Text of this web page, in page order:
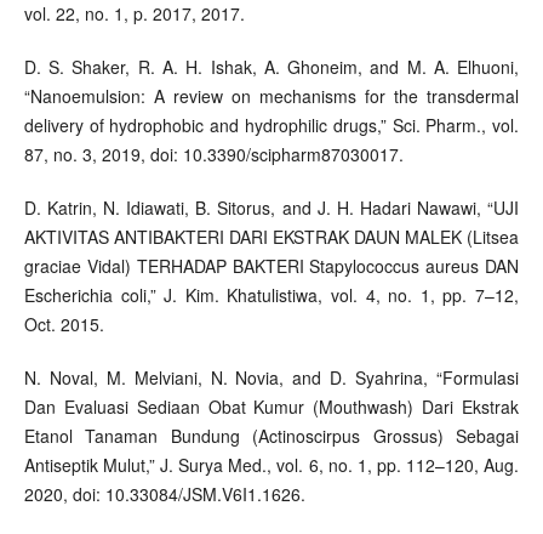
vol. 22, no. 1, p. 2017, 2017.
D. S. Shaker, R. A. H. Ishak, A. Ghoneim, and M. A. Elhuoni,
“Nanoemulsion: A review on mechanisms for the transdermal
delivery of hydrophobic and hydrophilic drugs,” Sci. Pharm., vol.
87, no. 3, 2019, doi: 10.3390/scipharm87030017.
D. Katrin, N. Idiawati, B. Sitorus, and J. H. Hadari Nawawi, “UJI
AKTIVITAS ANTIBAKTERI DARI EKSTRAK DAUN MALEK (Litsea
graciae Vidal) TERHADAP BAKTERI Stapylococcus aureus DAN
Escherichia coli,” J. Kim. Khatulistiwa, vol. 4, no. 1, pp. 7–12,
Oct. 2015.
N. Noval, M. Melviani, N. Novia, and D. Syahrina, “Formulasi
Dan Evaluasi Sediaan Obat Kumur (Mouthwash) Dari Ekstrak
Etanol Tanaman Bundung (Actinoscirpus Grossus) Sebagai
Antiseptik Mulut,” J. Surya Med., vol. 6, no. 1, pp. 112–120, Aug.
2020, doi: 10.33084/JSM.V6I1.1626.